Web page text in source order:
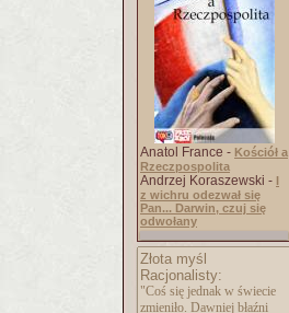
Anatol France - Kościół a
Rzeczpospolita
Andrzej Koraszewski - I
z wichru odezwał się
Pan... Darwin, czuj się
odwołany
Złota myśl
Racjonalisty:
"Coś się jednak w świecie
zmieniło. Dawniej błaźni